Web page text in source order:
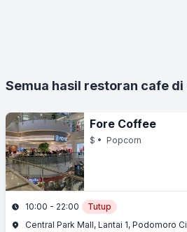
Semua hasil restoran cafe di
Fore Coffee
$ • Popcorn
10:00 - 22:00
Tutup